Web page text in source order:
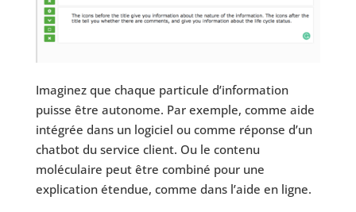
Imaginez que chaque particule d’information
puisse être autonome. Par exemple, comme aide
intégrée dans un logiciel ou comme réponse d’un
chatbot du service client. Ou le contenu
moléculaire peut être combiné pour une
explication étendue, comme dans l’aide en ligne.